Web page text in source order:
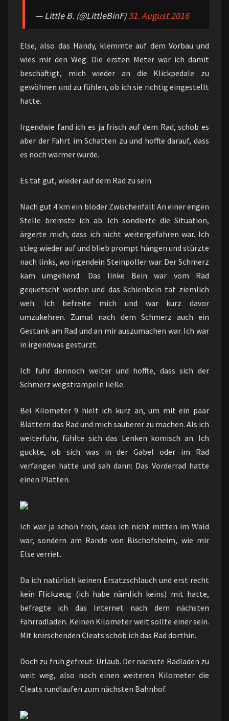
— Little B. (@LittleBinF)31. August 2016
Else, also das Handy, klemmte auf dem Vorbau und
wies mir den Weg. Die ersten Meter war ich damit
beschäftigt, mich wieder an die Klickpedale zu
gewöhnen und zu fühlen, ob ich sie richtig eingestellt
hatte.
Irgendwie fand ich es ja frisch auf dem Rad, schob es
aber der Fahrt im Schatten zu und hoffte darauf, dass
es noch wärmer würde.
Es tat gut, wieder auf dem Rad zu sein.
Nach gut 4 km ein blöder Zwischenfall: An einer engen
Stelle bremste ich ab. Ich sondierte die Situation,
ärgerte mich, dass ich nicht weitergefahren war. Ich
stieg wieder auf und blieb prompt hängen und stürzte
nach links, wo irgendein Steinpoller war. Der Schmerz
kam umgehend. Das linke Bein war vom Rad
gequetscht worden und das Schienbein tat ziemlich
weh. Ich befreite mich und war kurz davor
umzukehren. Zumal nach dem Schmerz auch ein
Gestank am Rad und an mir auszumachen war. Ich war
in irgendwas gestürzt.
Ich fuhr dennoch weiter und hoffte, dass sich der
Schmerz wegstrampeln ließe.
Bei Kilometer 9 hielt ich kurz an, um mit ein paar
Blättern das Rad und mich sauberer zu machen. Als ich
weiterfuhr, fühlte sich das Lenken komisch an. Ich
guckte, ob sich was in der Gabel oder im Rad
verfangen hatte und sah dann: Das Vorderrad hatte
einen Platten.
Ich war ja schon froh, dass ich nicht mitten im Wald
war, sondern am Rande von Bischofsheim, wie mir
Else verriet.
Da ich natürlich keinen Ersatzschlauch und erst recht
kein Flickzeug (ich habe nämlich keins) mit hatte,
befragte ich das Internet nach dem nächsten
Fahrradladen. Keinen Kilometer weit sollte einer sein.
Mit knirschenden Cleats schob ich das Rad dorthin.
Doch zu früh gefreut: Urlaub. Der nächste Radladen zu
weit weg, also noch einen weiteren Kilometer die
Cleats rundlaufen zum nächsten Bahnhof.